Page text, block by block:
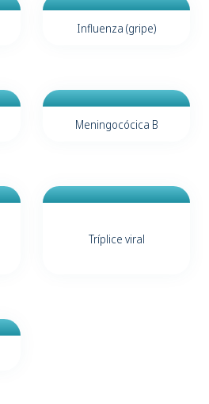
Influenza (gripe)
Meningocócica B
Tríplice viral